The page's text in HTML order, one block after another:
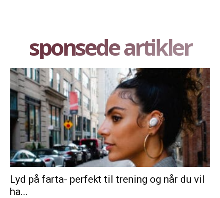
sponsede artikler
Lyd på farta- perfekt til trening og når du vil
ha...